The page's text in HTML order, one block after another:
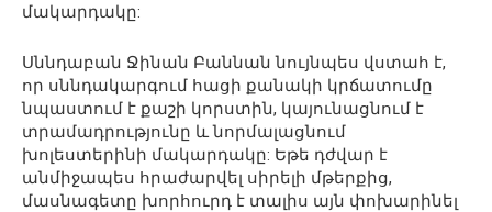
մակարդակը:
Սննդաբան Ջինան Բաննան նույնպես վստահ է,
որ սննդակարգում հացի քանակի կրճատումը
նպաստում է քաշի կորստին, կայունացնում է
տրամադրությունը և նորմալացնում
խոլեստերինի մակարդակը: Եթե ​​դժվար է
անմիջապես հրաժարվել սիրելի մթերքից,
մասնագետը խորհուրդ է տալիս այն փոխարինել